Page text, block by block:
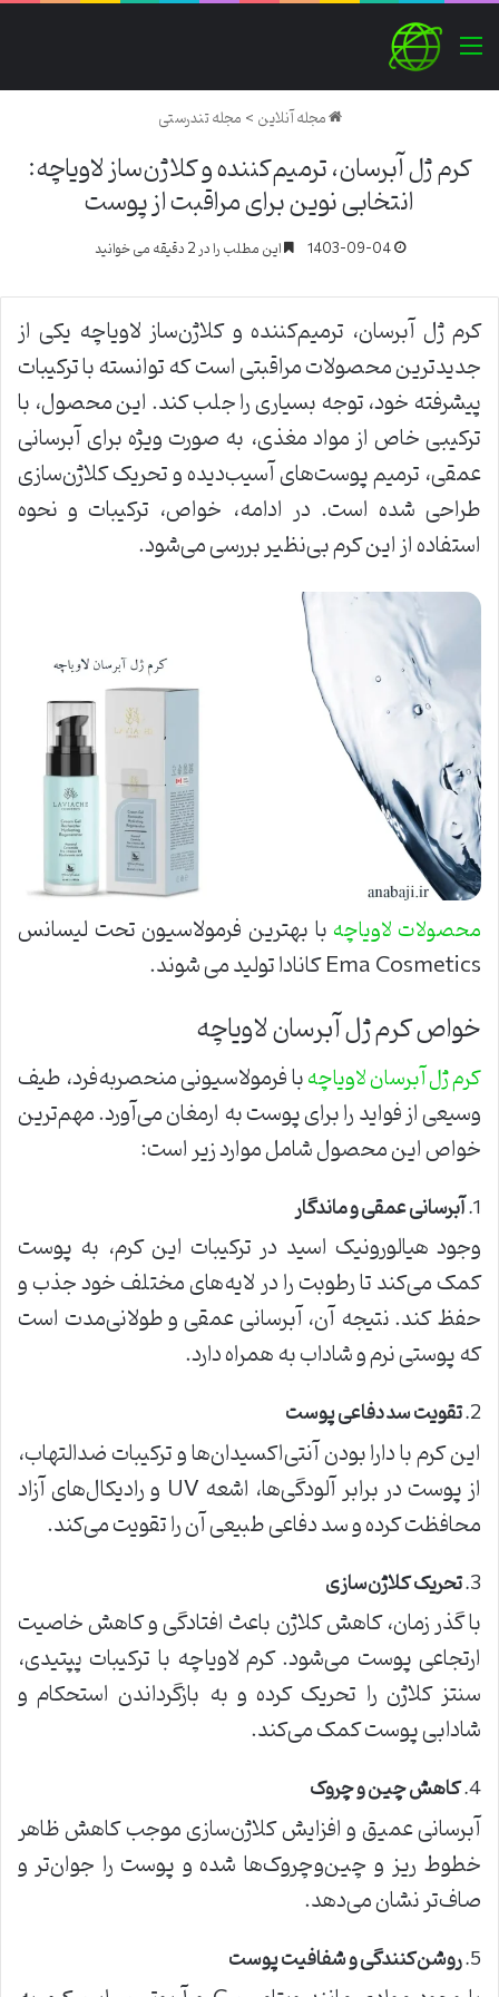
منو
مجله آنلاین>مجله تندرستی
کرم ژل آبرسان، ترمیم‌کننده و کلاژن‌ساز لاویاچه:
انتخابی نوین برای مراقبت از پوست
1403-09-04 این مطلب را در 2 دقیقه می خوانید
کرم ژل آبرسان، ترمیم‌کننده و کلاژن‌ساز لاویاچه یکی از
جدیدترین محصولات مراقبتی است که توانسته با ترکیبات
پیشرفته خود، توجه بسیاری را جلب کند. این محصول، با
ترکیبی خاص از مواد مغذی، به صورت ویژه برای آبرسانی
عمقی، ترمیم پوست‌های آسیب‌دیده و تحریک کلاژن‌سازی
طراحی شده است. در ادامه، خواص، ترکیبات و نحوه
استفاده از این کرم بی‌نظیر بررسی می‌شود.
محصولات لاویاچهبا بهترین فرمولاسیون تحت لیسانس
Ema Cosmetics کانادا تولید می شوند.
خواص کرم ژل آبرسان لاویاچه
کرم ژل آبرسان لاویاچهبا فرمولاسیونی منحصر‌به‌فرد، طیف
وسیعی از فواید را برای پوست به ارمغان می‌آورد. مهم‌ترین
خواص این محصول شامل موارد زیر است:
1. آبرسانی عمقی و ماندگار
وجود هیالورونیک اسید در ترکیبات این کرم، به پوست
کمک می‌کند تا رطوبت را در لایه‌های مختلف خود جذب و
حفظ کند. نتیجه آن، آبرسانی عمقی و طولانی‌مدت است
که پوستی نرم و شاداب به همراه دارد.
2. تقویت سد دفاعی پوست
این کرم با دارا بودن آنتی‌اکسیدان‌ها و ترکیبات ضد‌التهاب،
از پوست در برابر آلودگی‌ها، اشعه UV و رادیکال‌های آزاد
محافظت کرده و سد دفاعی طبیعی آن را تقویت می‌کند.
3. تحریک کلاژن‌سازی
با گذر زمان، کاهش کلاژن باعث افتادگی و کاهش خاصیت
ارتجاعی پوست می‌شود. کرم لاویاچه با ترکیبات پپتیدی،
سنتز کلاژن را تحریک کرده و به بازگرداندن استحکام و
شادابی پوست کمک می‌کند.
4. کاهش چین و چروک
آبرسانی عمیق و افزایش کلاژن‌سازی موجب کاهش ظاهر
خطوط ریز و چین‌و‌چروک‌ها شده و پوست را جوان‌تر و
صاف‌تر نشان می‌دهد.
5. روشن‌کنندگی و شفافیت پوست